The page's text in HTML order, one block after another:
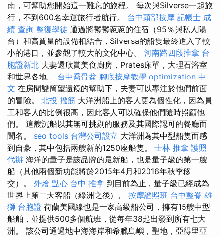
南，可幫助您開始這一難忘的旅程。 每次與Silverse一起旅
行，不到600名幸運旅行者航行。 台中頭部按摩 記帳士 成
績 查詢 整復學徒 通過將鬱鬱蔥蔥的住宿（95％與私人陽
台）和高質量的設備相結合，Silversa的船隻最終進入了較
小的港口，並參觀了較大的文化中心。 河南路四段推拿 台
胞證新北 夫妻還欣賞美食廚房，Prates床單，大理石浴室
和世界各地。 台中喬骨盆 腳底按摩教學 optimization 中
文 在房間雙筒望遠鏡的幫助下，夫妻可以專注於他們前面
的冒險。 北投 撥筋 大洋洲船上的客人更為個性化，因為員
工和客人的比例很高，因此客人可以確保他們隨時照顧他
們。 這艘沉船以其無可挑剔的服務及其國際認可的餐廳而
聞名。 seo tools 台灣公司設立 大洋洲為其中型船隻而感
到自豪，其中包括兩艘新的1250座船隻。 士林 推拿 護照
代辦 海洋的量子是該品牌的最新船，也是量子級的第一艘
船（其他兩個新功能將於2015年4月和2016年秋季移
交）。 外燴 點心 台中 推拿 到目前為止，量子級已經成為
世界上第二大客船（綠洲之後）。 按摩證照班 台中整脊 雄
獅 台胞證 荷蘭美國線也是一家高級船公司，擁有15艘中型
船舶，並提供500多個航班，從每年38起出發到所有七大
洲。 該公司通過地中海海岸和希臘島嶼，聖地，亞得里亞